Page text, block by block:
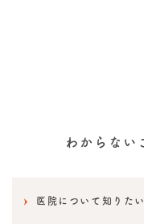
わからない
医院について知りたい